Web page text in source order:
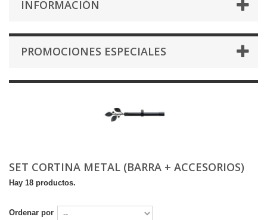
INFORMACIÓN
PROMOCIONES ESPECIALES
SET CORTINA METAL (BARRA + ACCESORIOS)
Hay 18 productos.
Ordenar por